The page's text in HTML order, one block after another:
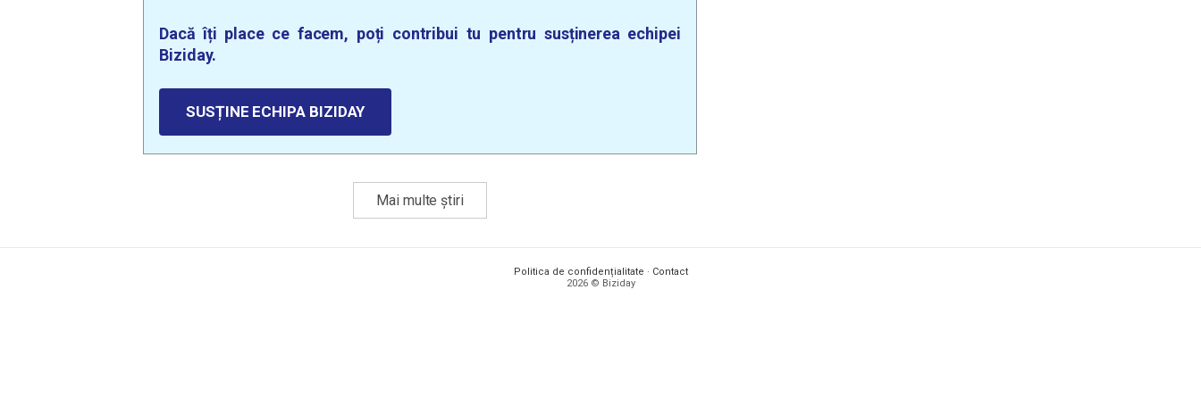
Dacă îți place ce facem, poți contribui tu pentru susținerea echipei
Biziday.
SUSȚINE ECHIPA BIZIDAY
Mai multe știri
Politica de confidențialitate · Contact
2026 © Biziday